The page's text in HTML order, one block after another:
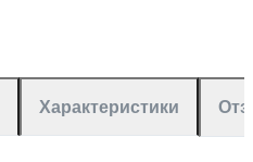
Характеристики